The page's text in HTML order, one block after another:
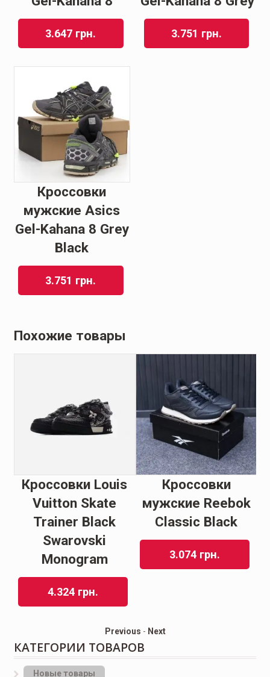
3.647 грн. 3.751 грн.
Кроссовки
мужские Asics
Gel-Kahana 8 Grey
Black
3.751 грн.
Похожие товары
Кроссовки Louis
Vuitton Skate
Trainer Black
Swarovski
Monogram
4.324 грн.
Кроссовки
мужские Reebok
Classic Black
3.074 грн.
Previous - Next
КАТЕГОРИИ ТОВАРОВ
Новые товары